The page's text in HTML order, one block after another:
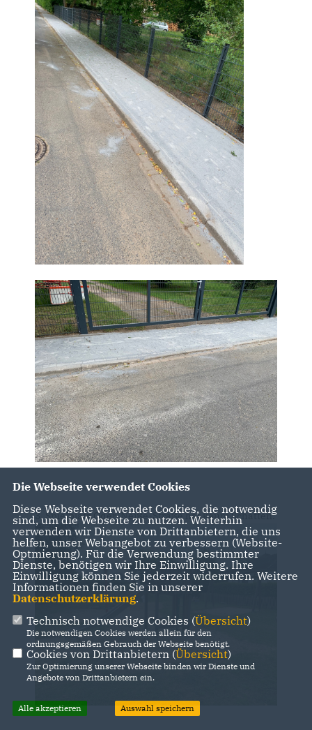
3. Spielplatz Oder-Neiße-Straße hat kaum Schatten.
Die Webseite verwendet Cookies
Diese Webseite verwendet Cookies, die notwendig
sind, um die Webseite zu nutzen. Weiterhin
verwenden wir Dienste von Drittanbietern, die uns
helfen, unser Webangebot zu verbessern (Website-
Optmierung). Für die Verwendung bestimmter
Dienste, benötigen wir Ihre Einwilligung. Ihre
Einwilligung können Sie jederzeit widerrufen. Weitere
Informationen finden Sie in unserer
Datenschutzerklärung.
Technisch notwendige Cookies (Übersicht)
Die notwendigen Cookies werden allein für den
ordnungsgemäßen Gebrauch der Webseite benötigt.
Cookies von Drittanbietern (Übersicht)
Zur Optimierung unserer Webseite binden wir Dienste und
Angebote von Drittanbietern ein.
Alle akzeptieren Auswahl speichern